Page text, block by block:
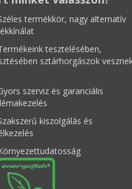
termékkör, nagy alternatív
tesztelésében,
sztárhorgászok
szerviz és garanciális
kiszolgálás és